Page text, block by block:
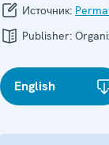
Источник:
Publisher:
English